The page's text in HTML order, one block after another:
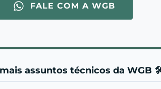
FALE COM A WGB
assuntos técnicos da WGB